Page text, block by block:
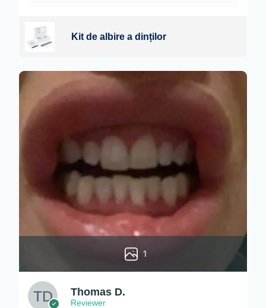
Kit de albire a dinților
1
Thomas D.
Reviewer